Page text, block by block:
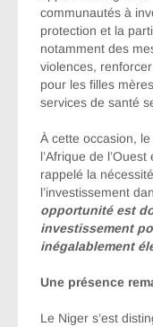
communautés à
protection et la
notamment des
violences,
pour les filles
services de santé
À cette occasion,
l’Afrique de
rappelé la
l’investissement
opportunité est
investissement
inégalablement
Une présence
Le Niger s’est